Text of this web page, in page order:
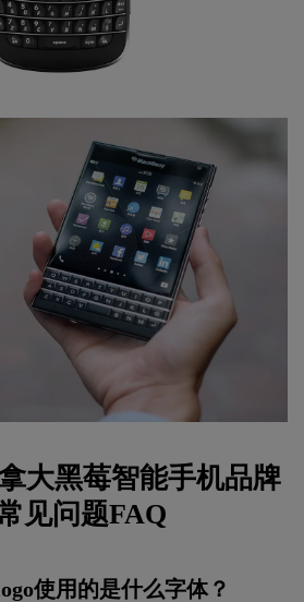
大黑莓智能手机品牌
见问题FAQ
使用的是什么字体？